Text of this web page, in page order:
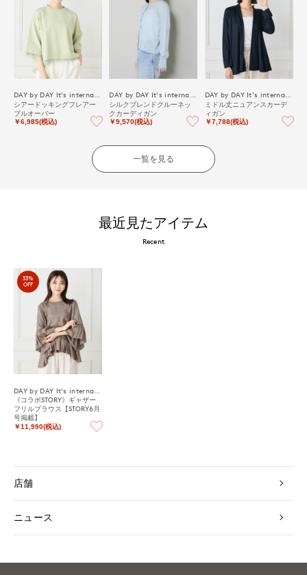
シアードッキングフレアー
プルオーバー
￥6,985(税込)
シルクブレンドクルーネッ
クカーディガン
￥9,570(税込)
ミドル丈ニュアンスカーデ
ィガン
￥7,788(税込)
一覧を見る
最近見たアイテム
Recent
33%
OFF
《コラボSTORY》ギャザー
フリルブラウス【STORY6月
号掲載】
￥11,990(税込)
店舗
ニュース